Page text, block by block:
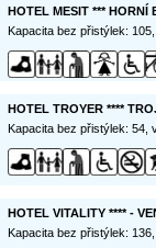
HOTEL MESIT *** HORNÍ
Kapacita bez přistýlek:
HOTEL TROYER ****
Kapacita bez přistýlek: 54,
HOTEL VITALITY **** -
Kapacita bez přistýlek: